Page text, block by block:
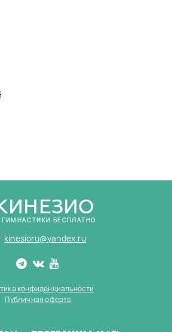
ГИМНАСТИКИ БЕСПЛАТНО
kinesioru@yandex.ru
конфиденциальности
Публичная оферта